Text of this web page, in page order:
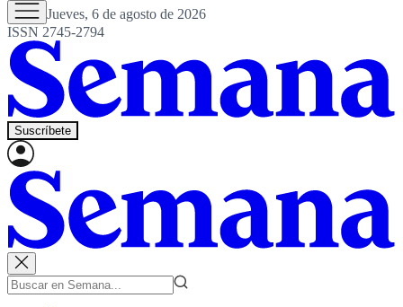
Jueves, 6 de agosto de 2026
ISSN 2745-2794
Suscríbete